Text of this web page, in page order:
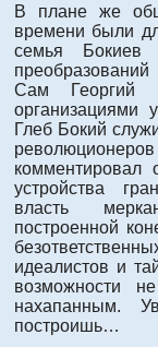
В плане же
времени были
семья Бокиев
Сам Георгий
организациями
Глеб Бокий
комментировал
устройства
власть
построенной
идеалистов и
возможности
нахапанным.
построишь…